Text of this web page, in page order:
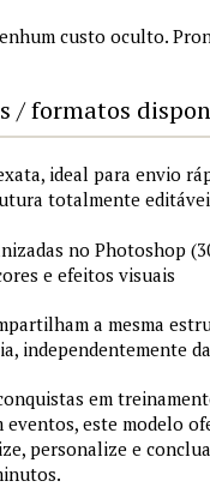
custo oculto.
/ formatos
ideal para envio
totalmente
no Photoshop
e efeitos visuais
a mesma
independentemente
em
eventos, este modelo
personalize e